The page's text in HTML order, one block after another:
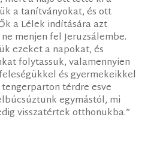
a tanítványokat, és ott
a Lélek indítására azt
menjen fel Jeruzsálembe.
ezeket a napokat, és
folytassuk, valamennyien
és gyermekeikkel
térdre esve
egymástól, mi
visszatértek otthonukba.”